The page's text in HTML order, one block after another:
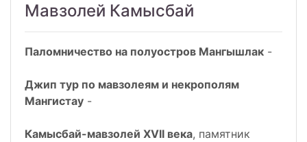
Мавзолей Камысбай
Паломничество на полуостров Мангышлак -
Джип тур по мавзолеям и некрополям
Мангистау -
Камысбай-мавзолей XVII века, памятник